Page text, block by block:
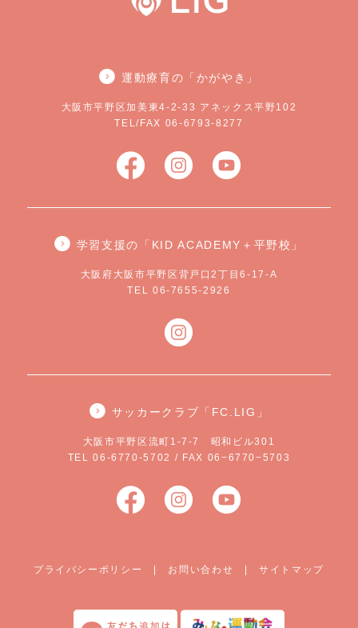
運動療育の「かがやき」
大阪市平野区加美東4-2-33 アネックス平野102
TEL/FAX 06-6793-8277
学習支援の「KID ACADEMY＋平野校」
大阪府大阪市平野区背戸口2丁目6-17-A
TEL 06-7655-2926
サッカークラブ「FC.LIG」
大阪市平野区流町1-7-7 昭和ビル301
TEL 06-6770-5702 / FAX 06−6770−5703
プライバシーポリシー | お問い合わせ |サイトマップ